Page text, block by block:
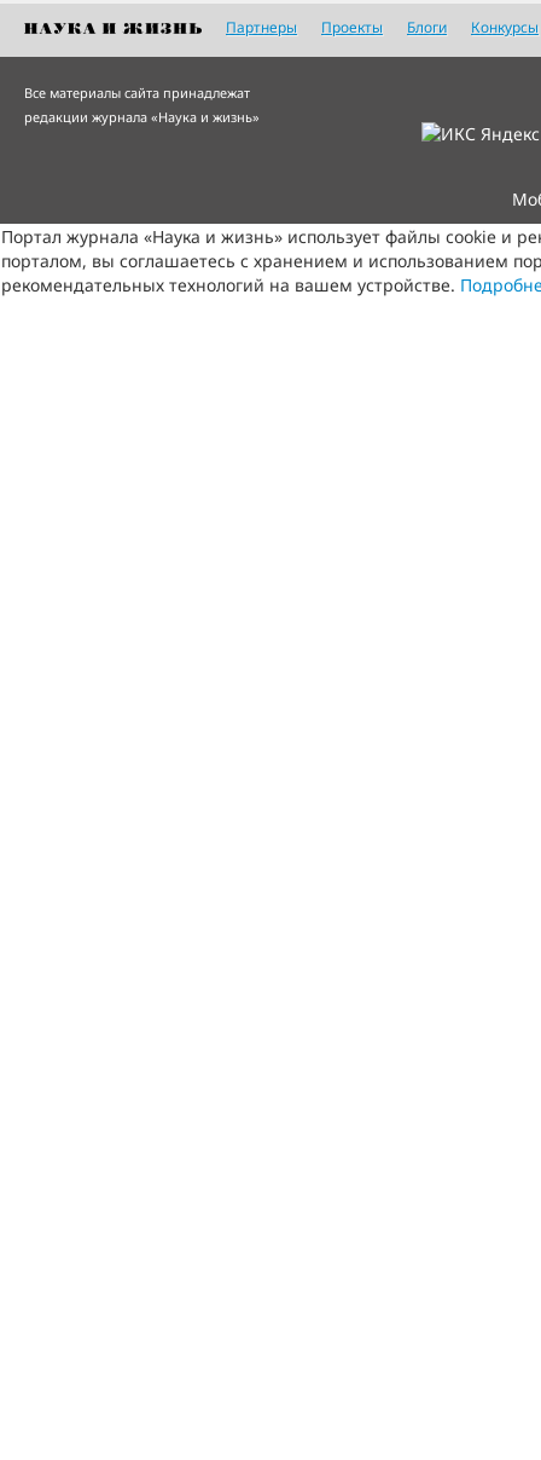
Партнеры Проекты Блоги Конкурсы
Все материалы сайта принадлежат
редакции журнала «Наука и жизнь»
Портал журнала «Наука и жизнь» использует файлы cookie и
порталом, вы соглашаетесь с хранением и использованием
рекомендательных технологий на вашем устройстве.